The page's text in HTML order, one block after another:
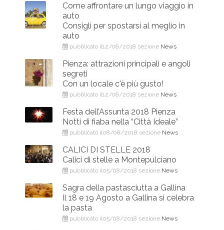
Come affrontare un lungo viaggio in
auto
Consigli per spostarsi al meglio in
auto
pubblicato il12/08/2018 sezione News
Pienza: attrazioni principali e angoli
segreti
Con un locale c'è più gusto!
pubblicato il12/08/2018 sezione News
Festa dell’Assunta 2018 Pienza
Notti di fiaba nella “Città Ideale”
pubblicato il08/08/2018 sezione News
CALICI DI STELLE 2018
Calici di stelle a Montepulciano
pubblicato il05/08/2018 sezione News
Sagra della pastasciutta a Gallina
Il 18 e 19 Agosto a Gallina si celebra
la pasta
pubblicato il05/08/2018 sezione News